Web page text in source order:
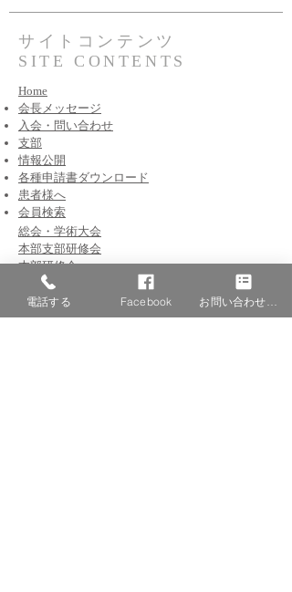
サイトコンテンツ
SITE CONTENTS
Home
会長メッセージ
​入会・問い合わせ
​支部
情報公開
各種申請書ダウンロード
患者様へ
​会員検索
総会・学術大会
本部支部研修会
本部研修会
​支部研修会
学会認定研修会
認定医制度
電話する Facebook